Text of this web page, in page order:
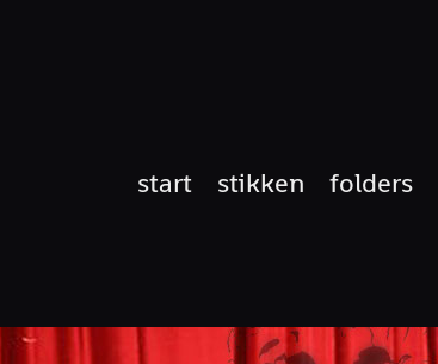
start stikken folders